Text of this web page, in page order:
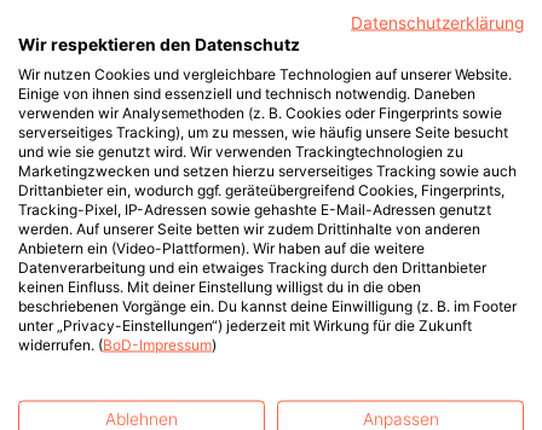
Datenschutzerklärung
Wir respektieren den Datenschutz
Wir nutzen Cookies und vergleichbare Technologien auf unserer Website.
Einige von ihnen sind essenziell und technisch notwendig. Daneben
verwenden wir Analysemethoden (z. B. Cookies oder Fingerprints sowie
serverseitiges Tracking), um zu messen, wie häufig unsere Seite besucht
und wie sie genutzt wird. Wir verwenden Trackingtechnologien zu
Marketingzwecken und setzen hierzu serverseitiges Tracking sowie auch
Drittanbieter ein, wodurch ggf. geräteübergreifend Cookies, Fingerprints,
Tracking-Pixel, IP-Adressen sowie gehashte E-Mail-Adressen genutzt
werden. Auf unserer Seite betten wir zudem Drittinhalte von anderen
Anbietern ein (Video-Plattformen). Wir haben auf die weitere
Datenverarbeitung und ein etwaiges Tracking durch den Drittanbieter
keinen Einfluss. Mit deiner Einstellung willigst du in die oben
beschriebenen Vorgänge ein. Du kannst deine Einwilligung (z. B. im Footer
unter „Privacy-Einstellungen“) jederzeit mit Wirkung für die Zukunft
widerrufen. (BoD-Impressum)
Ablehnen Anpassen